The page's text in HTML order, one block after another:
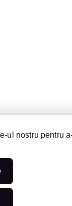
ul nostru pentru